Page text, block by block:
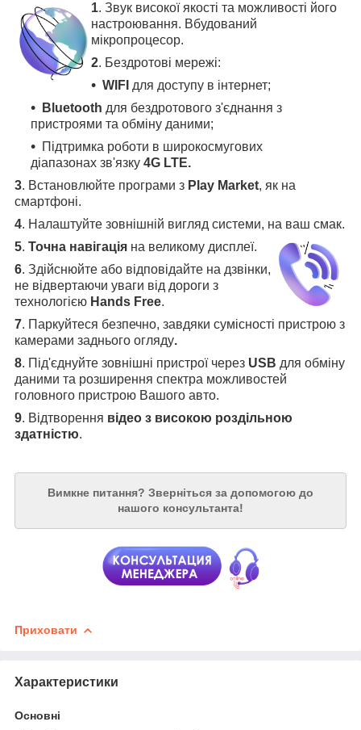
1. Звук високої якості та можливості його
настроювання. Вбудований
мікропроцесор.
2. Бездротові мережі:
WIFI для доступу в інтернет;
Bluetooth для бездротового з'єднання з
пристроями та обміну даними;
Підтримка роботи в широкосмугових
діапазонах зв'язку 4G LTE.
3. Встановлюйте програми з Play Market, як на
смартфоні.
4. Налаштуйте зовнішній вигляд системи, на ваш смак.
5. Точна навігація на великому дисплеї.
6. Здійснюйте або відповідайте на дзвінки,
не відвертаючи уваги від дороги з
технологією Hands Free.
7. Паркуйтеся безпечно, завдяки сумісності пристрою з
камерами заднього огляду.
8. Під'єднуйте зовнішні пристрої через USB для обміну
даними та розширення спектра можливостей
головного пристрою Вашого авто.
9. Відтворення відео з високою роздільною
здатністю.
Вимкне питання? Зверніться за допомогою до
нашого консультанта!
Приховати
Характеристики
Основні